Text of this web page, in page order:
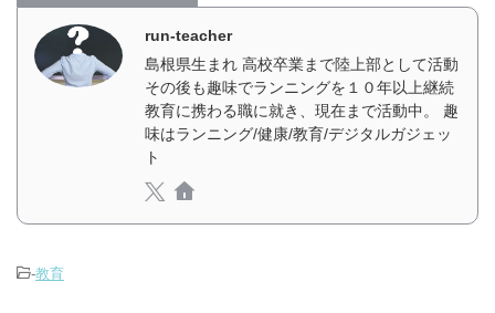
run-teacher
島根県生まれ 高校卒業まで陸上部として活動
その後も趣味でランニングを１０年以上継続
教育に携わる職に就き、現在まで活動中。 趣
味はランニング/健康/教育/デジタルガジェッ
ト
-教育